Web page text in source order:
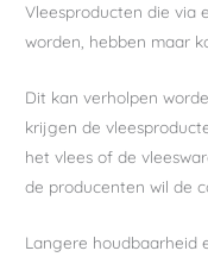
Vleesproducten die via
worden, hebben maar
Dit kan verholpen
krijgen de
het vlees of de
de producenten wil de
Langere houdbaarheid